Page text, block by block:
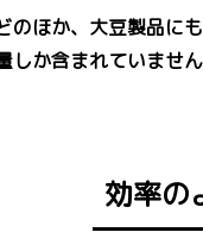
のほか、大豆製品に
しか含まれていませ
効率の